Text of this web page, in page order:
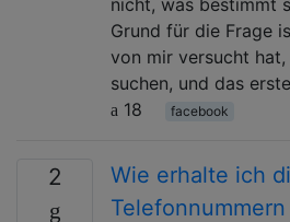
nicht, was bestimmt
Grund für die Frage
von mir versucht hat,
suchen, und das
18
facebook
2
Wie erhalte ich